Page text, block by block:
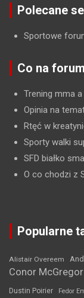
Polecane
Sportowe
Co na
Trening mma
Opinia na
Rtęć w
Sporty walki
SFD białko
O co chodzi z
Popularne
Alistair Overeem
Conor McGregor
Dustin Poirier Fedor